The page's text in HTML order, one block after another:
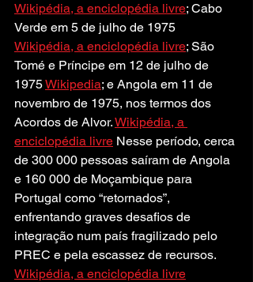
Wikipédia, a enciclopédia livre; Cabo
Verde em 5 de julho de 1975
Wikipédia, a enciclopédia livre; São
Tomé e Príncipe em 12 de julho de
1975 Wikipedia; e Angola em 11 de
novembro de 1975, nos termos dos
Acordos de Alvor. Wikipédia, a
enciclopédia livre Nesse período, cerca
de 300 000 pessoas saíram de Angola
e 160 000 de Moçambique para
Portugal como “retornados”,
enfrentando graves desafios de
integração num país fragilizado pelo
PREC e pela escassez de recursos.
Wikipédia, a enciclopédia livre